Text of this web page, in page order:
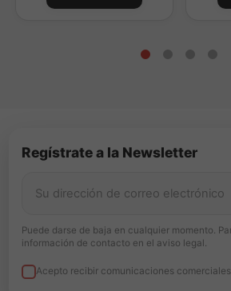
¿Contiene nicotina?No, es un
tabaquil fuerte, seco y con carácter.
profundo y auténtico al estilo Halo.
Regístrate a la Newsletter
Puede darse de baja en cualquier momento.
información de contacto en el aviso legal.
Acepto recibir comunicaciones comerciales